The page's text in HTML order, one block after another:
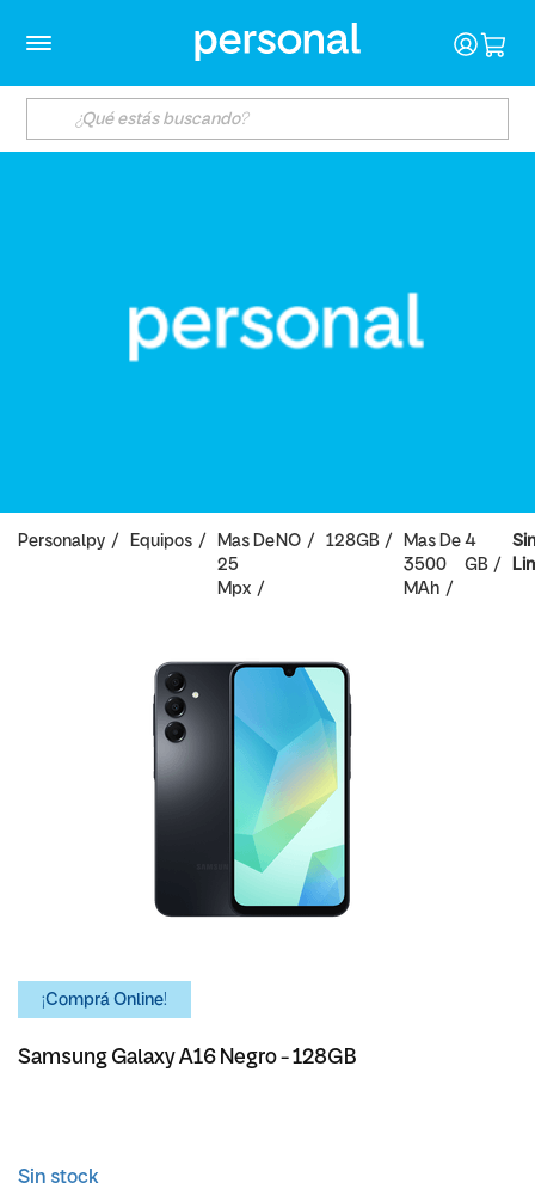
Personalpy Equipos
Mas De
25
Mpx
NO 128GB
Mas De
3500
MAh
4
GB
Sin
¡Comprá Online!
Samsung Galaxy A16 Negro - 128GB
Sin stock